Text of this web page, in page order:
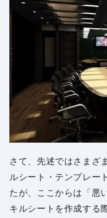
さて、先述ではさまざ
ルシート・テンプレー
たが、ここからは「悪
キルシートを作成する